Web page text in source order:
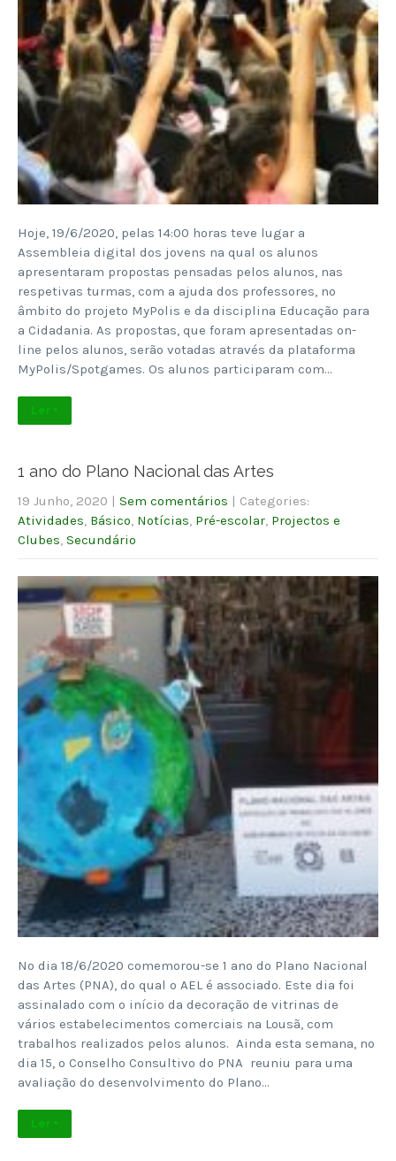
Hoje, 19/6/2020, pelas 14:00 horas teve lugar a
Assembleia digital dos jovens na qual os alunos
apresentaram propostas pensadas pelos alunos, nas
respetivas turmas, com a ajuda dos professores, no
âmbito do projeto MyPolis e da disciplina Educação para
a Cidadania. As propostas, que foram apresentadas on-
line pelos alunos, serão votadas através da plataforma
MyPolis/Spotgames. Os alunos participaram com…
Ler +
1 ano do Plano Nacional das Artes
19 Junho, 2020 | Sem comentários | Categories:
Atividades Básico Notícias Pré-escolar Projectos e
Clubes Secundário
No dia 18/6/2020 comemorou-se 1 ano do Plano Nacional
das Artes (PNA), do qual o AEL é associado. Este dia foi
assinalado com o início da decoração de vitrinas de
vários estabelecimentos comerciais na Lousã, com
trabalhos realizados pelos alunos. Ainda esta semana, no
dia 15, o Conselho Consultivo do PNA reuniu para uma
avaliação do desenvolvimento do Plano…
Ler +